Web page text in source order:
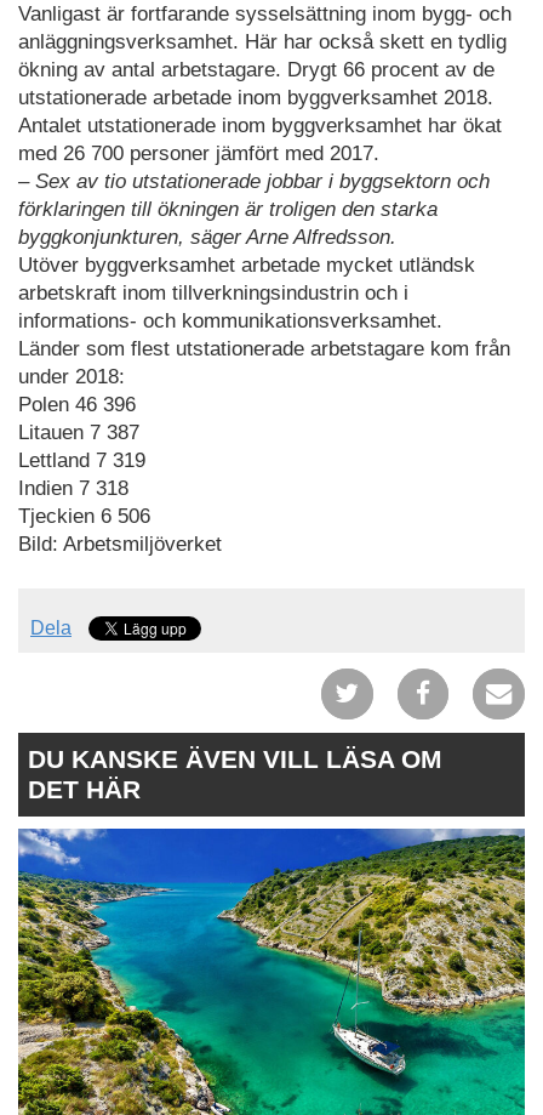
Vanligast är fortfarande sysselsättning inom bygg- och
anläggningsverksamhet. Här har också skett en tydlig
ökning av antal arbetstagare. Drygt 66 procent av de
utstationerade arbetade inom byggverksamhet 2018.
Antalet utstationerade inom byggverksamhet har ökat
med 26 700 personer jämfört med 2017.
– Sex av tio utstationerade jobbar i byggsektorn och
förklaringen till ökningen är troligen den starka
byggkonjunkturen, säger Arne Alfredsson.
Utöver byggverksamhet arbetade mycket utländsk
arbetskraft inom tillverkningsindustrin och i
informations- och kommunikationsverksamhet.
Länder som flest utstationerade arbetstagare kom från
under 2018:
Polen 46 396
Litauen 7 387
Lettland 7 319
Indien 7 318
Tjeckien 6 506
Bild: Arbetsmiljöverket
Dela
DU KANSKE ÄVEN VILL LÄSA OM
DET HÄR